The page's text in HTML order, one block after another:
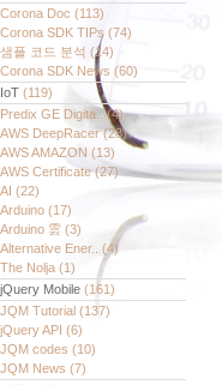
Corona Doc (113)
Corona SDK TIPs (74)
샘플 코드 분석 (14)
Corona SDK News (60)
IoT (119)
Predix GE Digita..(4)
AWS DeepRacer(28)
AWS AMAZON (13)
AWS Certificate(27)
AI (22)
Arduino (17)
Arduino 雲 (3)
Alternative Ener.. (4)
The Nolja (1)
jQuery Mobile (161)
JQM Tutorial (137)
jQuery API (6)
JQM codes (10)
JQM News (7)